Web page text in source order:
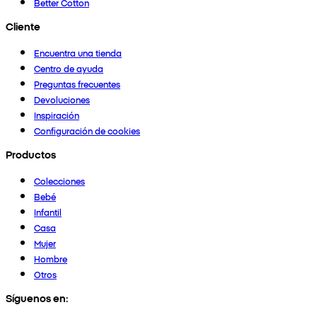
Cliente
Encuentra una tienda
Centro de ayuda
Preguntas frecuentes
Devoluciones
Inspiración
Configuración de cookies
Productos
Colecciones
Bebé
Infantil
Casa
Mujer
Hombre
Otros
Síguenos en: